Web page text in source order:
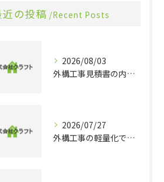
近の投稿 Recent Posts
2026/08/03
外構工事見積書の内訳や相場感を整理し賢く比較する実践ガイド
2026/07/27
外構工事の軽量化で千葉県旭市香取市の理想的な住まいとコスト削減を実現するポイント